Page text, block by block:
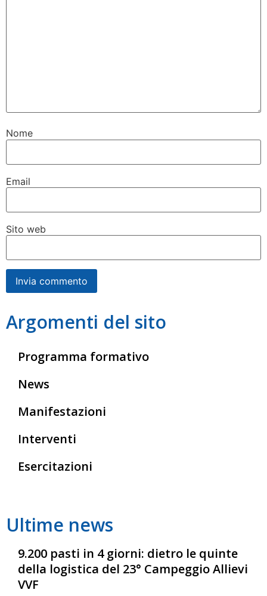
Nome
Email
Sito web
Argomenti del sito
Programma formativo
News
Manifestazioni
Interventi
Esercitazioni
Ultime news
9.200 pasti in 4 giorni: dietro le quinte
della logistica del 23° Campeggio Allievi
VVF